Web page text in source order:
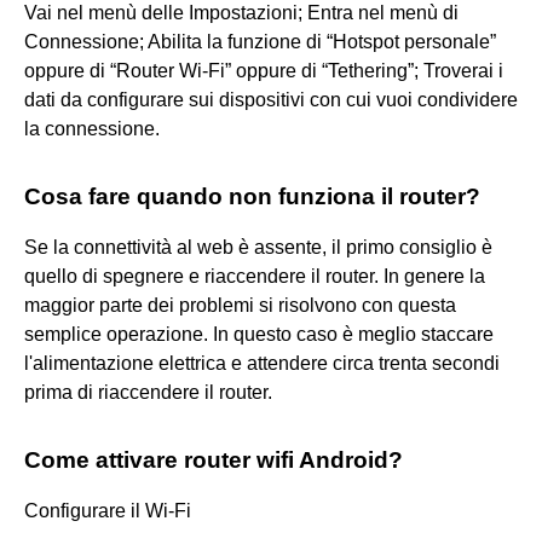
Vai nel menù delle Impostazioni; Entra nel menù di
Connessione; Abilita la funzione di “Hotspot personale”
oppure di “Router Wi-Fi” oppure di “Tethering”; Troverai i
dati da configurare sui dispositivi con cui vuoi condividere
la connessione.
Cosa fare quando non funziona il router?
Se la connettività al web è assente, il primo consiglio è
quello di spegnere e riaccendere il router. In genere la
maggior parte dei problemi si risolvono con questa
semplice operazione. In questo caso è meglio staccare
l'alimentazione elettrica e attendere circa trenta secondi
prima di riaccendere il router.
Come attivare router wifi Android?
Configurare il Wi-Fi